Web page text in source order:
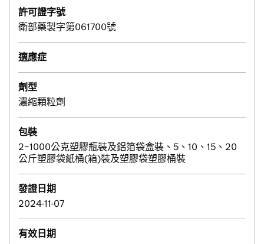
許可證字號
衛部藥製字第061700號
適應症
劑型
濃縮顆粒劑
包裝
2~1000公克塑膠瓶裝及鋁箔袋盒裝、5、10、15、20
公斤塑膠袋紙桶(箱)裝及塑膠袋塑膠桶裝
發證日期
2024-11-07
有效日期